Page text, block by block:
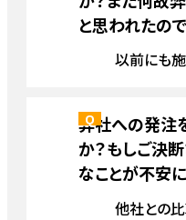
と思われたの
以前にも
弊社への発注
か？もしご決
なことが不安
他社との